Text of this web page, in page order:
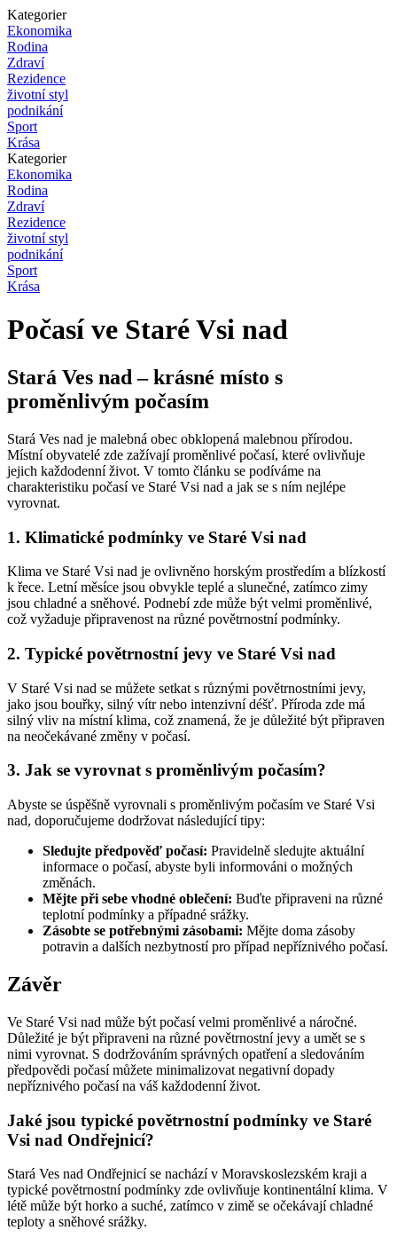
Kategorier
Ekonomika
Rodina
Zdraví
Rezidence
životní styl
podnikání
Sport
Krása
Kategorier
Ekonomika
Rodina
Zdraví
Rezidence
životní styl
podnikání
Sport
Krása
Počasí ve Staré Vsi nad
Stará Ves nad – krásné místo s
proměnlivým počasím
Stará Ves nad je malebná obec obklopená malebnou přírodou.
Místní obyvatelé zde zažívají proměnlivé počasí, které ovlivňuje
jejich každodenní život. V tomto článku se podíváme na
charakteristiku počasí ve Staré Vsi nad a jak se s ním nejlépe
vyrovnat.
1. Klimatické podmínky ve Staré Vsi nad
Klima ve Staré Vsi nad je ovlivněno horským prostředím a blízkostí
k řece. Letní měsíce jsou obvykle teplé a slunečné, zatímco zimy
jsou chladné a sněhové. Podnebí zde může být velmi proměnlivé,
což vyžaduje připravenost na různé povětrnostní podmínky.
2. Typické povětrnostní jevy ve Staré Vsi nad
V Staré Vsi nad se můžete setkat s různými povětrnostními jevy,
jako jsou bouřky, silný vítr nebo intenzivní déšť. Příroda zde má
silný vliv na místní klima, což znamená, že je důležité být připraven
na neočekávané změny v počasí.
3. Jak se vyrovnat s proměnlivým počasím?
Abyste se úspěšně vyrovnali s proměnlivým počasím ve Staré Vsi
nad, doporučujeme dodržovat následující tipy:
Sledujte předpověď počasí: Pravidelně sledujte aktuální
informace o počasí, abyste byli informováni o možných
změnách.
Mějte při sebe vhodné oblečení: Buďte připraveni na různé
teplotní podmínky a případné srážky.
Zásobte se potřebnými zásobami: Mějte doma zásoby
potravin a dalších nezbytností pro případ nepříznivého počasí.
Závěr
Ve Staré Vsi nad může být počasí velmi proměnlivé a náročné.
Důležité je být připraveni na různé povětrnostní jevy a umět se s
nimi vyrovnat. S dodržováním správných opatření a sledováním
předpovědi počasí můžete minimalizovat negativní dopady
nepříznivého počasí na váš každodenní život.
Jaké jsou typické povětrnostní podmínky ve Staré
Vsi nad Ondřejnicí?
Stará Ves nad Ondřejnicí se nachází v Moravskoslezském kraji a
typické povětrnostní podmínky zde ovlivňuje kontinentální klima. V
létě může být horko a suché, zatímco v zimě se očekávají chladné
teploty a sněhové srážky.